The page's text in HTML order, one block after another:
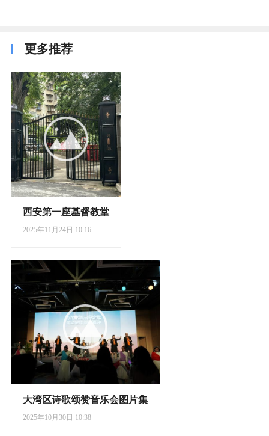
更多推荐
西安第一座基督教堂
2025年11月24日 10:16
大湾区诗歌颂赞音乐会图片集
2025年10月30日 10:38